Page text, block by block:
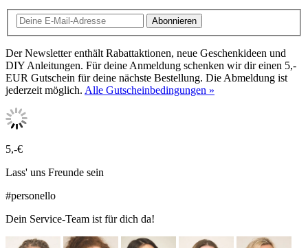
Abonnieren
Der Newsletter enthält Rabattaktionen, neue Geschenkideen und
DIY Anleitungen. Für deine Anmeldung schenken wir dir einen 5,-
EUR Gutschein für deine nächste Bestellung. Die Abmeldung ist
jederzeit möglich. Alle Gutscheinbedingungen »
5,-€
Lass' uns Freunde sein
#personello
Dein Service-Team ist für dich da!